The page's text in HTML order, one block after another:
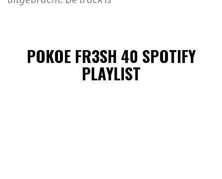
POKOE FR3SH 40 SPOTIFY
PLAYLIST